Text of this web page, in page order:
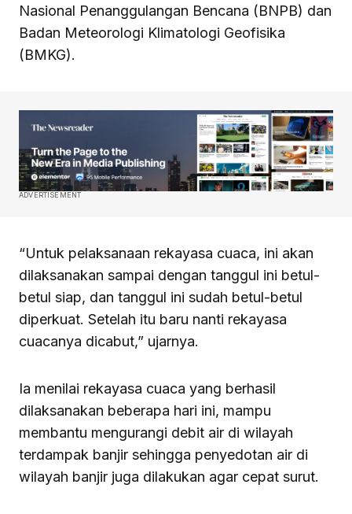
Nasional Penanggulangan Bencana (BNPB) dan
Badan Meteorologi Klimatologi Geofisika
(BMKG).
ADVERTISEMENT
“Untuk pelaksanaan rekayasa cuaca, ini akan
dilaksanakan sampai dengan tanggul ini betul-
betul siap, dan tanggul ini sudah betul-betul
diperkuat. Setelah itu baru nanti rekayasa
cuacanya dicabut,” ujarnya.
Ia menilai rekayasa cuaca yang berhasil
dilaksanakan beberapa hari ini, mampu
membantu mengurangi debit air di wilayah
terdampak banjir sehingga penyedotan air di
wilayah banjir juga dilakukan agar cepat surut.